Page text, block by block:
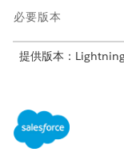
必要版本
提供版本：
服務目錄項目